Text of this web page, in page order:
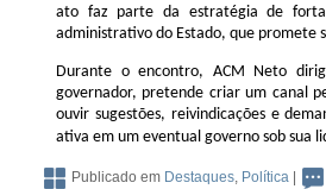
ato faz parte da estratégia de
administrativo do Estado, que promete
Durante o encontro, ACM Neto
governador, pretende criar um canal
ouvir sugestões, reivindicações e
ativa em um eventual governo sob sua
Publicado em Destaques, Política